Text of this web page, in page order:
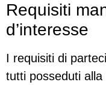
Requisiti
d’interesse
I requisiti di
tutti posseduti